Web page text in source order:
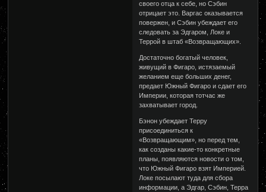
своего отца к себе, но Сэбин
отрицает это. Варгас оказывается
повержен, и Сэбин убеждает его
следовать за Эдгаром, Локе и
Террой в штаб «Возвращающих».
Достаточно богатый человек,
живущий в Фигаро, истязаемый
желанием еще больших денег,
предает Южный Фигаро и сдает его
Империи, которая тотчас же
захватывает город.
Бэнон убеждает Терру
присоединиться к
«Возвращающим», но перед тем,
как созданы какие-то конкретные
планы, появляются новости о том,
что Южный Фигаро взят Империей.
Локе посылают туда для сбора
информации, а Эдгар, Сэбин, Терра